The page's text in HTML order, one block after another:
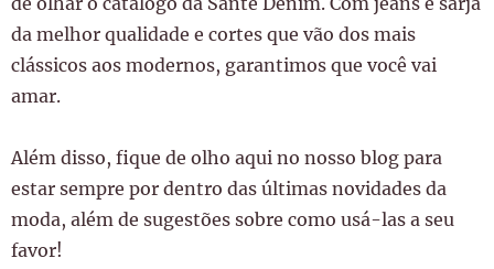
da melhor qualidade e cortes que vão dos mais
clássicos aos modernos, garantimos que você vai
amar.
Além disso, fique de olho aqui no nosso blog para
estar sempre por dentro das últimas novidades da
moda, além de sugestões sobre como usá-las a seu
favor!